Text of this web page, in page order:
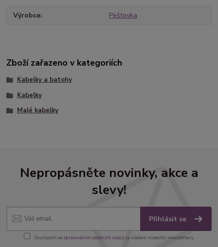
Výrobce Peštovka
Zboží zařazeno v kategoriích
Kabelky a batohy
Kabelky
Malé kabelky
Nepropásněte novinky, akce a
slevy!
Přihlásit se
Souhlasím se zpracováním osobních údajůza účelem rozesílky newsletteru.